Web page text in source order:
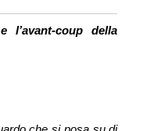
coup della